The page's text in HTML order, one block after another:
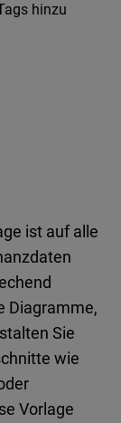
hinzu
ist auf alle
Diagramme,
Sie
wie
Vorlage